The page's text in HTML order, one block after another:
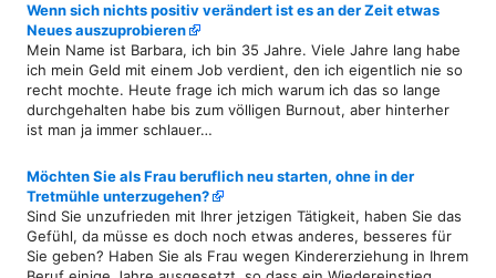
Wenn sich nichts positiv verändert ist es an der Zeit etwas
Neues auszuprobieren
Mein Name ist Barbara, ich bin 35 Jahre. Viele Jahre lang habe
ich mein Geld mit einem Job verdient, den ich eigentlich nie so
recht mochte. Heute frage ich mich warum ich das so lange
durchgehalten habe bis zum völligen Burnout, aber hinterher
ist man ja immer schlauer…
Möchten Sie als Frau beruflich neu starten, ohne in der
Tretmühle unterzugehen?
Sind Sie unzufrieden mit Ihrer jetzigen Tätigkeit, haben Sie das
Gefühl, da müsse es doch noch etwas anderes, besseres für
Sie geben? Haben Sie als Frau wegen Kindererziehung in Ihrem